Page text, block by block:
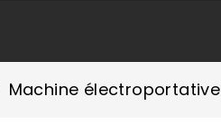
Machine électroportative